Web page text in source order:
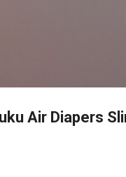
Air Diapers